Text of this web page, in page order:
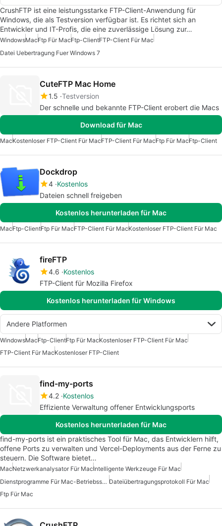
CrushFTP ist eine leistungsstarke FTP-Client-Anwendung für
Windows, die als Testversion verfügbar ist. Es richtet sich an
Entwickler und IT-Profis, die eine zuverlässige Lösung zur…
WindowsMacFtp Für MacFtp-ClientFTP-Client Für Mac
Datei Uebertragung Fuer Windows 7
CuteFTP Mac Home
1.5 Testversion
Der schnelle und bekannte FTP-Client erobert die Macs
Download für Mac
MacKostenloser FTP-Client Für MacFTP-Client Für MacFtp Für MacFtp-Client
Dockdrop
4 Kostenlos
Dateien schnell freigeben
Kostenlos herunterladen für Mac
MacFtp-ClientFtp Für MacFTP-Client Für MacKostenloser FTP-Client Für Mac
fireFTP
4.6 Kostenlos
FTP-Client für Mozilla Firefox
Kostenlos herunterladen für Windows
Andere Platformen
WindowsMacFtp-ClientFtp Für MacKostenloser FTP-Client Für Mac
FTP-Client Für MacKostenloser FTP-Client
find-my-ports
4.2 Kostenlos
Effiziente Verwaltung offener Entwicklungsports
Kostenlos herunterladen für Mac
find-my-ports ist ein praktisches Tool für Mac, das Entwicklern hilft,
offene Ports zu verwalten und Vercel-Deployments aus der Ferne zu
steuern. Die Software bietet…
MacNetzwerkanalysator Für MacIntelligente Werkzeuge Für Mac
Dienstprogramme Für Mac-Betriebssysteme Dateiübertragungsprotokoll Für Mac
Ftp Für Mac